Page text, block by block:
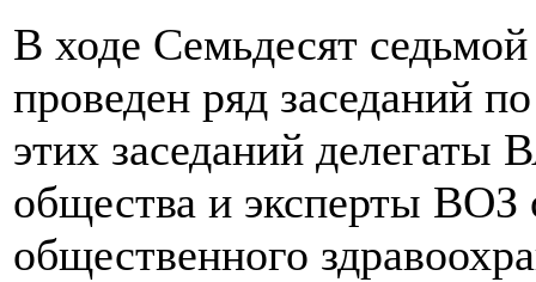
В ходе Семьдесят
проведен ряд заседаний
этих заседаний делегаты
общества и эксперты ВОЗ
общественного